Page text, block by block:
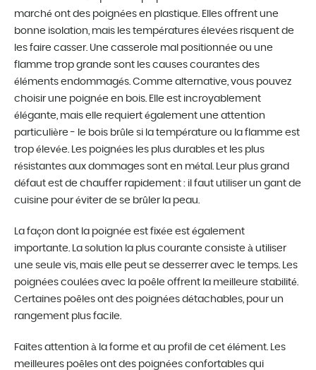
marché ont des poignées en plastique. Elles offrent une
bonne isolation, mais les températures élevées risquent de
les faire casser. Une casserole mal positionnée ou une
flamme trop grande sont les causes courantes des
éléments endommagés. Comme alternative, vous pouvez
choisir une poignée en bois. Elle est incroyablement
élégante, mais elle requiert également une attention
particulière - le bois brûle si la température ou la flamme est
trop élevée. Les poignées les plus durables et les plus
résistantes aux dommages sont en métal. Leur plus grand
défaut est de chauffer rapidement : il faut utiliser un gant de
cuisine pour éviter de se brûler la peau.
La façon dont la poignée est fixée est également
importante. La solution la plus courante consiste à utiliser
une seule vis, mais elle peut se desserrer avec le temps. Les
poignées coulées avec la poêle offrent la meilleure stabilité.
Certaines poêles ont des poignées détachables, pour un
rangement plus facile.
Faites attention à la forme et au profil de cet élément. Les
meilleures poêles ont des poignées confortables qui